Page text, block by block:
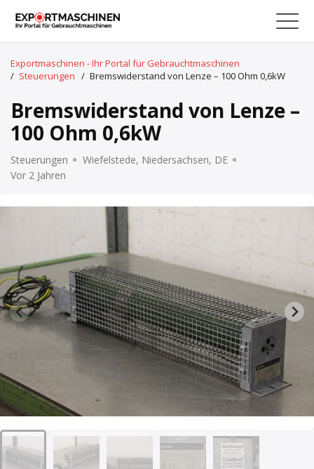
Exportmaschinen - Ihr Portal für Gebrauchtmaschinen
/ Steuerungen / Bremswiderstand von Lenze – 100 Ohm 0,6kW
Bremswiderstand von Lenze –
100 Ohm 0,6kW
Steuerungen
Wiefelstede, Niedersachsen, DE
Vor 2 Jahren